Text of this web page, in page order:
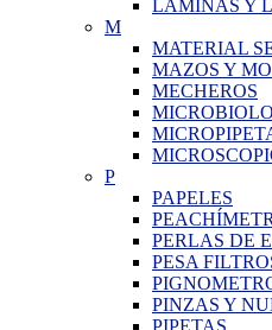
LAMINAS Y
M
MATERIAL
MAZOS Y
MECHEROS
P
PAPELES
PERLAS DE
PESA
PINZAS Y